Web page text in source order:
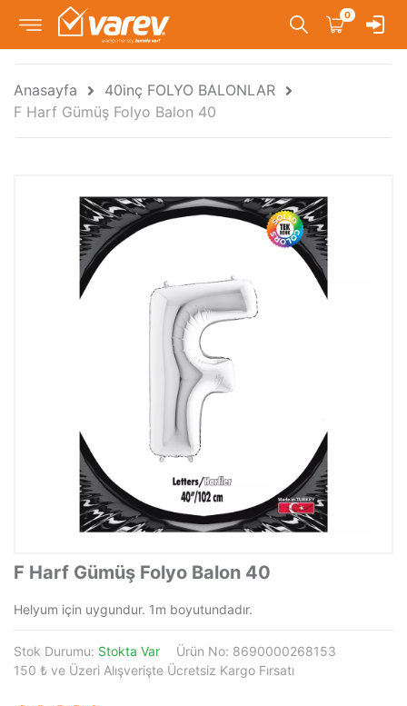
0
Anasayfa
40inç FOLYO BALONLAR
F Harf Gümüş Folyo Balon 40
F Harf Gümüş Folyo Balon 40
Helyum için uygundur. 1m boyutundadır.
Stok Durumu: Stokta Var
Ürün No: 8690000268153
150 ₺ ve Üzeri Alışverişte Ücretsiz Kargo Fırsatı